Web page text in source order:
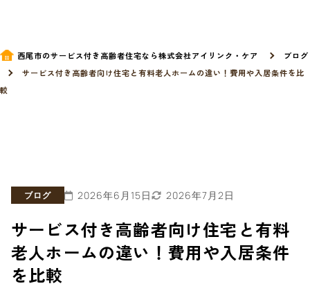
西尾市のサービス付き高齢者住宅なら株式会社アイリンク・ケア
ブログ
サービス付き高齢者向け住宅と有料老人ホームの違い！費用や入居条件を比
較
ブログ 2026年6月15日 2026年7月2日
サービス付き高齢者向け住宅と有料
老人ホームの違い！費用や入居条件
を比較